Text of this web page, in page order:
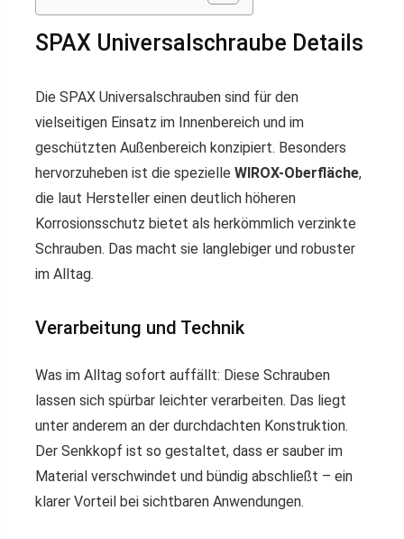
SPAX Universalschraube Details
Die SPAX Universalschrauben sind für den
vielseitigen Einsatz im Innenbereich und im
geschützten Außenbereich konzipiert. Besonders
hervorzuheben ist die spezielle WIROX-Oberfläche,
die laut Hersteller einen deutlich höheren
Korrosionsschutz bietet als herkömmlich verzinkte
Schrauben. Das macht sie langlebiger und robuster
im Alltag.
Verarbeitung und Technik
Was im Alltag sofort auffällt: Diese Schrauben
lassen sich spürbar leichter verarbeiten. Das liegt
unter anderem an der durchdachten Konstruktion.
Der Senkkopf ist so gestaltet, dass er sauber im
Material verschwindet und bündig abschließt – ein
klarer Vorteil bei sichtbaren Anwendungen.